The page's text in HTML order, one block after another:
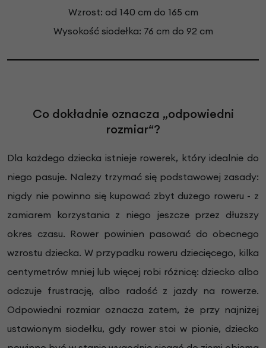
Wzrost: od 140 cm do 165 cm
Wysokość siodełka: 76 cm do 92 cm
Co dokładnie oznacza „odpowiedni
rozmiar“?
Dla każdego dziecka istnieje rowerek, który idealnie do
niego pasuje. Należy trzymać się podstawowej zasady:
nigdy nie powinno się kupować zbyt dużego roweru - z
zamiarem korzystania z niego jeszcze przez dłuższy
okres czasu. Rower powinien pasować do obecnego
wzrostu dziecka. W przypadku roweru dziecięcego, kilka
centymetrów mniej lub więcej robi różnicę: dziecko albo
odczuje frustrację, albo radość z jazdy na rowerze.
Odpowiedni rozmiar oznacza zatem, że przy najniżej
ustawionym siodełku, gdy rower stoi w pionie, dziecko